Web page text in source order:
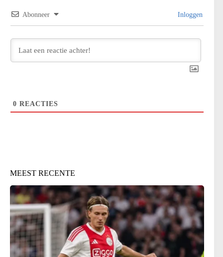
Abonneer Inloggen
0 REACTIES
MEEST RECENTE